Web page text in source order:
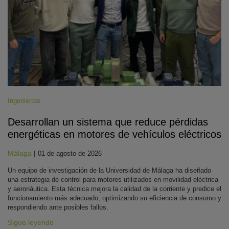
Ingenierías
Desarrollan un sistema que reduce pérdidas
energéticas en motores de vehículos eléctricos
Málaga | 01 de agosto de 2026
Un equipo de investigación de la Universidad de Málaga ha diseñado
una estrategia de control para motores utilizados en movilidad eléctrica
y aeronáutica. Esta técnica mejora la calidad de la corriente y predice el
funcionamiento más adecuado, optimizando su eficiencia de consumo y
respondiendo ante posibles fallos.
Sigue leyendo